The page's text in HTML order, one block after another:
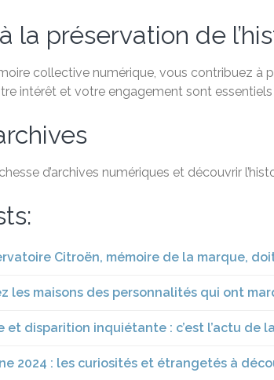
la préservation de
collective numérique, vous contribuez à
intérêt et votre engagement sont
d’archives numériques et découvrir
Citroën, mémoire de la marque,
les maisons des personnalités qui ont
et disparition inquiétante : c’est l’actu de
2024 : les curiosités et étrangetés à